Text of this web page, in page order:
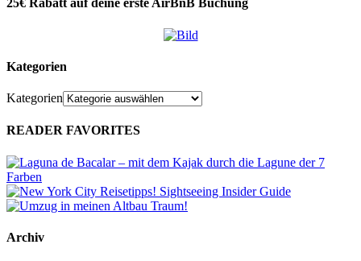
25€ Rabatt auf deine erste AirBnB Buchung
Kategorien
Kategorien
READER FAVORITES
Archiv